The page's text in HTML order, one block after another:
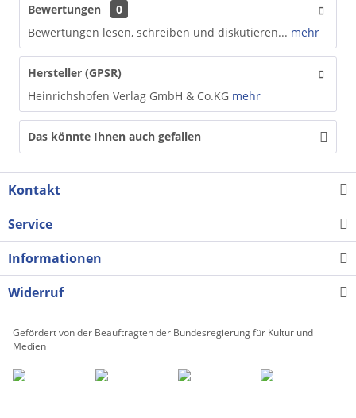
Bewertungen
0
Bewertungen lesen, schreiben und diskutieren... mehr
Hersteller (GPSR)
Heinrichshofen Verlag GmbH & Co.KG mehr
Das könnte Ihnen auch gefallen
Kontakt
Service
Informationen
Widerruf
Gefördert von der Beauftragten der Bundesregierung für Kultur und
Medien